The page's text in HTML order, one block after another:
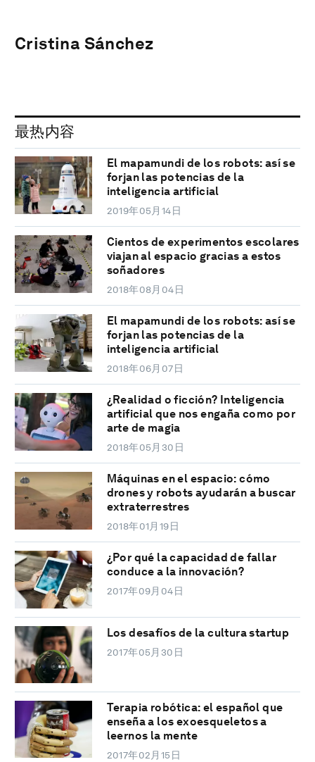
Cristina Sánchez
最热内容
El mapamundi de los robots: así se
forjan las potencias de la
inteligencia artificial
2019年05月14日
Cientos de experimentos escolares
viajan al espacio gracias a estos
soñadores
2018年08月04日
El mapamundi de los robots: así se
forjan las potencias de la
inteligencia artificial
2018年06月07日
¿Realidad o ficción? Inteligencia
artificial que nos engaña como por
arte de magia
2018年05月30日
Máquinas en el espacio: cómo
drones y robots ayudarán a buscar
extraterrestres
2018年01月19日
¿Por qué la capacidad de fallar
conduce a la innovación?
2017年09月04日
Los desafíos de la cultura startup
2017年05月30日
Terapia robótica: el español que
enseña a los exoesqueletos a
leernos la mente
2017年02月15日